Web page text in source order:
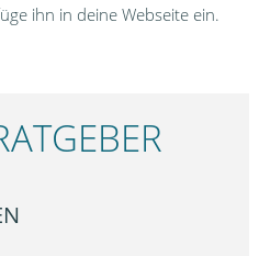
ihn in deine Webseite ein.